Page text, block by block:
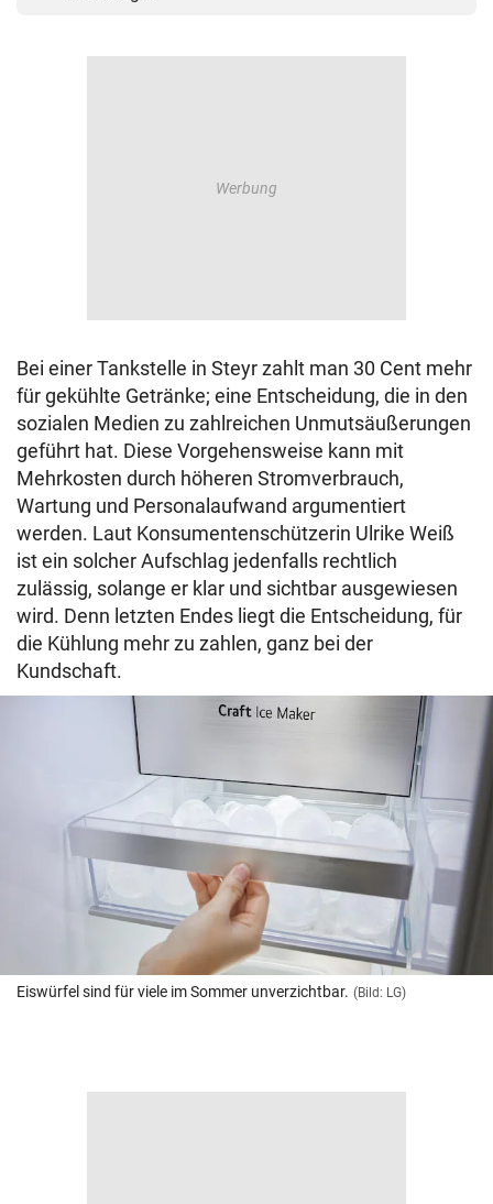
Bei einer Tankstelle in Steyr zahlt man 30 Cent mehr
für gekühlte Getränke; eine Entscheidung, die in den
sozialen Medien zu zahlreichen Unmutsäußerungen
geführt hat. Diese Vorgehensweise kann mit
Mehrkosten durch höheren Stromverbrauch,
Wartung und Personalaufwand argumentiert
werden. Laut Konsumentenschützerin Ulrike Weiß
ist ein solcher Aufschlag jedenfalls rechtlich
zulässig, solange er klar und sichtbar ausgewiesen
wird. Denn letzten Endes liegt die Entscheidung, für
die Kühlung mehr zu zahlen, ganz bei der
Kundschaft.
Eiswürfel sind für viele im Sommer unverzichtbar. (Bild: LG)